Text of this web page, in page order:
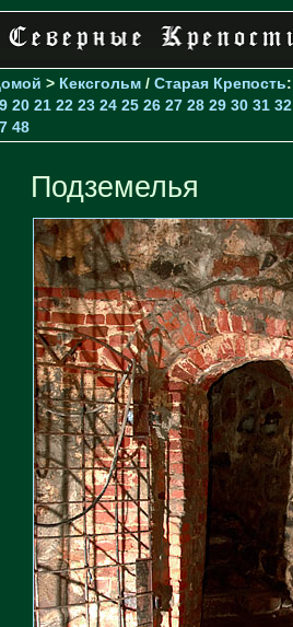
> Кексгольм / Старая Крепость:
20 21 22 23 24 25 26 27 28 29 30 31 32
48
Подземелья